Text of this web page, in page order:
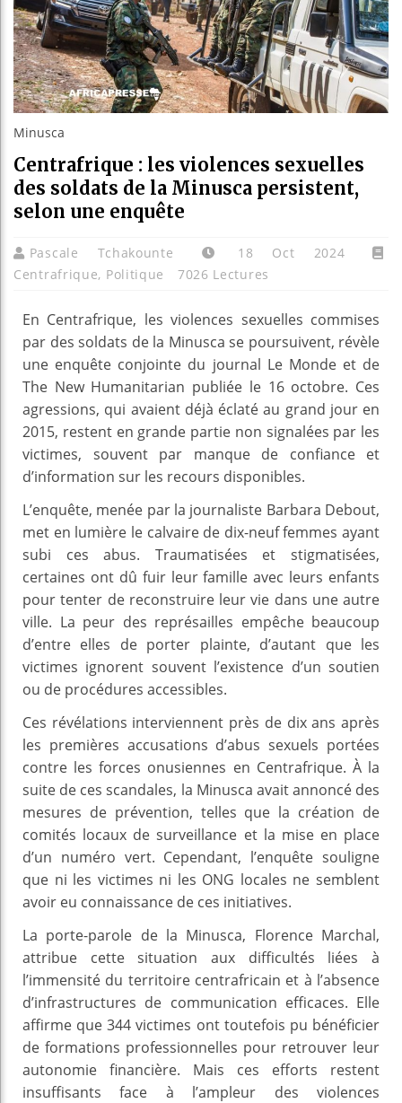
Aliko
Minusca
Centrafrique : les violences sexuelles
des soldats de la Minusca persistent,
selon une enquête
Pascale Tchakounte
18 Oct 2024
Centrafrique, Politique 7026 Lectures
En Centrafrique, les violences sexuelles commises
par des soldats de la Minusca se poursuivent, révèle
une enquête conjointe du journal Le Monde et de
The New Humanitarian publiée le 16 octobre. Ces
agressions, qui avaient déjà éclaté au grand jour en
2015, restent en grande partie non signalées par les
victimes, souvent par manque de confiance et
d’information sur les recours disponibles.
L’enquête, menée par la journaliste Barbara Debout,
met en lumière le calvaire de dix-neuf femmes ayant
subi ces abus. Traumatisées et stigmatisées,
certaines ont dû fuir leur famille avec leurs enfants
pour tenter de reconstruire leur vie dans une autre
ville. La peur des représailles empêche beaucoup
d’entre elles de porter plainte, d’autant que les
victimes ignorent souvent l’existence d’un soutien
ou de procédures accessibles.
Ces révélations interviennent près de dix ans après
les premières accusations d’abus sexuels portées
contre les forces onusiennes en Centrafrique. À la
suite de ces scandales, la Minusca avait annoncé des
mesures de prévention, telles que la création de
comités locaux de surveillance et la mise en place
d’un numéro vert. Cependant, l’enquête souligne
que ni les victimes ni les ONG locales ne semblent
avoir eu connaissance de ces initiatives.
La porte-parole de la Minusca, Florence Marchal,
attribue cette situation aux difficultés liées à
l’immensité du territoire centrafricain et à l’absence
d’infrastructures de communication efficaces. Elle
affirme que 344 victimes ont toutefois pu bénéficier
de formations professionnelles pour retrouver leur
autonomie financière. Mais ces efforts restent
insuffisants face à l’ampleur des violences